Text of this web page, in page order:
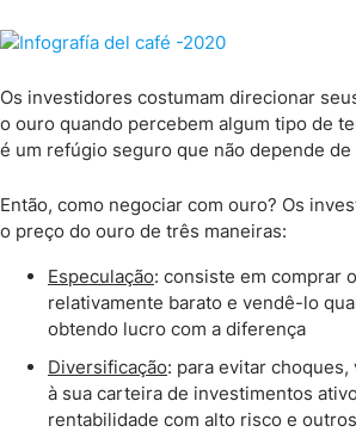
Os investidores costumam direcionar
o ouro quando percebem algum tipo de
é um refúgio seguro que não depende
Então, como negociar com ouro? Os
o preço do ouro de três maneiras:
Especulação: consiste em comprar
relativamente barato e vendê-lo
obtendo lucro com a diferença
Diversificação: para evitar
à sua carteira de investimentos
rentabilidade com alto risco e